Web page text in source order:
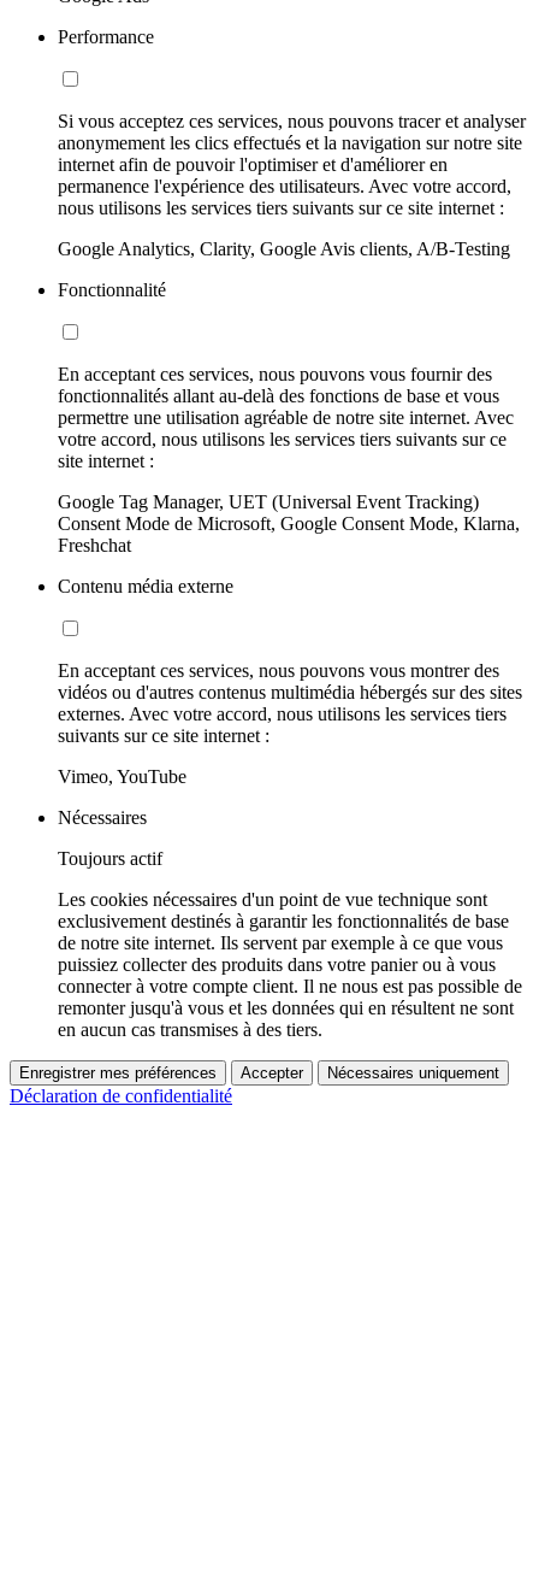
Performance
Si vous acceptez ces services, nous pouvons tracer et analyser
anonymement les clics effectués et la navigation sur notre site
internet afin de pouvoir l'optimiser et d'améliorer en
permanence l'expérience des utilisateurs. Avec votre accord,
nous utilisons les services tiers suivants sur ce site internet :
Google Analytics, Clarity, Google Avis clients, A/B-Testing
Fonctionnalité
En acceptant ces services, nous pouvons vous fournir des
fonctionnalités allant au-delà des fonctions de base et vous
permettre une utilisation agréable de notre site internet. Avec
votre accord, nous utilisons les services tiers suivants sur ce
site internet :
Google Tag Manager, UET (Universal Event Tracking)
Consent Mode de Microsoft, Google Consent Mode, Klarna,
Freshchat
Contenu média externe
En acceptant ces services, nous pouvons vous montrer des
vidéos ou d'autres contenus multimédia hébergés sur des sites
externes. Avec votre accord, nous utilisons les services tiers
suivants sur ce site internet :
Vimeo, YouTube
Nécessaires
Toujours actif
Les cookies nécessaires d'un point de vue technique sont
exclusivement destinés à garantir les fonctionnalités de base
de notre site internet. Ils servent par exemple à ce que vous
puissiez collecter des produits dans votre panier ou à vous
connecter à votre compte client. Il ne nous est pas possible de
remonter jusqu'à vous et les données qui en résultent ne sont
en aucun cas transmises à des tiers.
Enregistrer mes préférences Accepter Nécessaires uniquement
Déclaration de confidentialité